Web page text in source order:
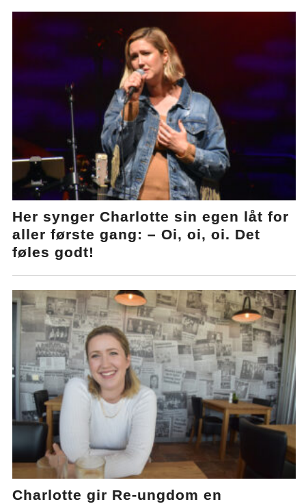
Her synger Charlotte sin egen låt for
aller første gang: – Oi, oi, oi. Det
føles godt!
Charlotte gir Re-ungdom en